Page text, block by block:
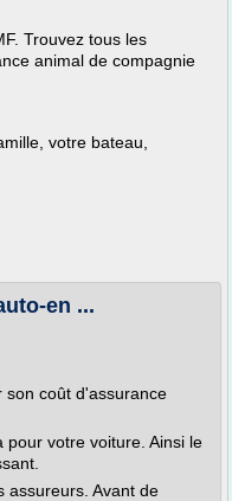
Trouvez tous les
animal de compagnie
votre bateau,
en ...
son coût d'assurance
pour votre voiture. Ainsi le
assureurs. Avant de